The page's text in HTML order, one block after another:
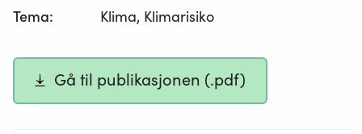
Tema: Klima, Klimarisiko
Gå til publikasjonen (.pdf)